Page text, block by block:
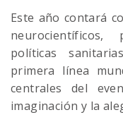
Este año contará
neurocientíficos,
políticas
primera línea
centrales del
imaginación y la